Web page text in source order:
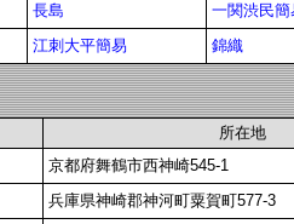
長島
一関渋民簡
江刺大平簡易 錦織
所在地
京都府舞鶴市西神崎545-1
兵庫県神崎郡神河町粟賀町577-3